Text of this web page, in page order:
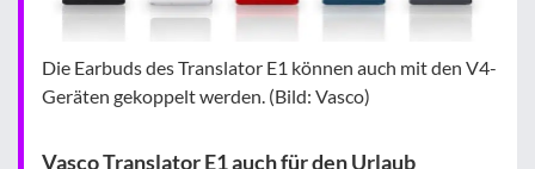
Die Earbuds des Translator E1 können auch mit den V4-
Geräten gekoppelt werden. (Bild: Vasco)
Vasco Translator E1 auch für den Urlaub